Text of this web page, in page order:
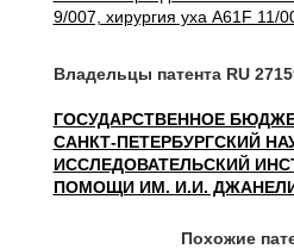
9/007, хирургия уха A61F 11/
Владельцы патента RU
ГОСУДАРСТВЕННОЕ
САНКТ-ПЕТЕРБУРГСКИЙ
ИССЛЕДОВАТЕЛЬСКИЙ
ПОМОЩИ ИМ. И.И.
Похожие